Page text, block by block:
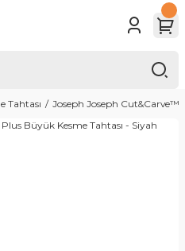
Tahtası Joseph Joseph Cut&Carve™